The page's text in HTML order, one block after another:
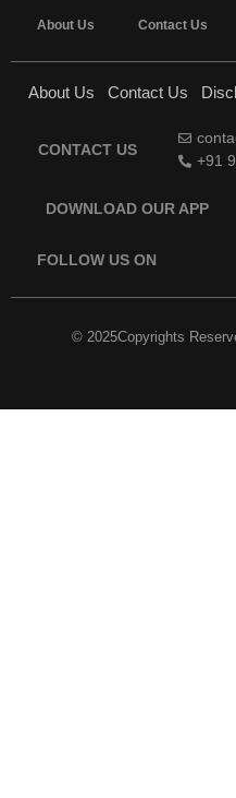
About Us Contact Us
About Us Contact Us
CONTACT US
+91
DOWNLOAD OUR APP
FOLLOW US ON
© 2025Copyrights